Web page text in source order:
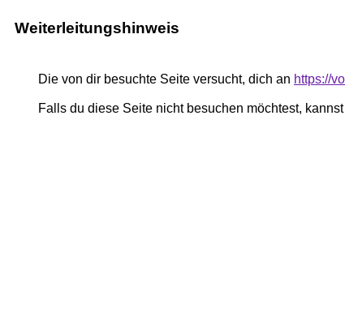
Weiterleitungshinweis
Die von dir besuchte Seite versucht, dich an https://
Falls du diese Seite nicht besuchen möchtest, kannst